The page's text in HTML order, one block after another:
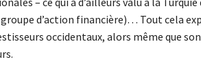
d’action financière)… Tout cela
occidentaux, alors même que